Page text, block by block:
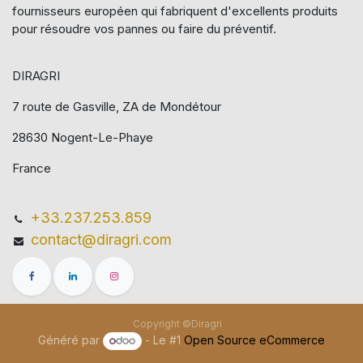
fournisseurs européen qui​ fabriquent d'excellents produits
pour résoudre vos pannes ou faire du préventif.
DIRAGRI
7 route de Gasville, ZA de Mondétour
28630 Nogent-Le-Phaye
France
+33.237.253.859
contact@diragri.com
Copyright ©Diragri
Généré par - Le #1Open Source eCommerce